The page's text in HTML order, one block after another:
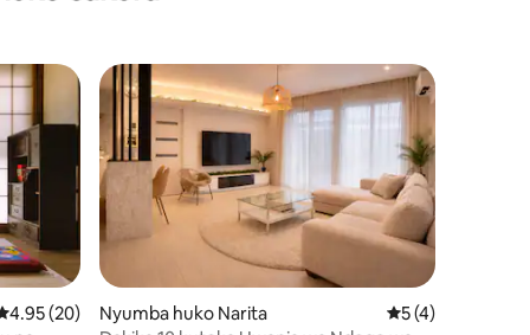
wa wastani wa 4.95 kati ya 5, tathmini 20
4.95 (20)
Nyumba huko Narita Ukadiriaji wa
5 (4)